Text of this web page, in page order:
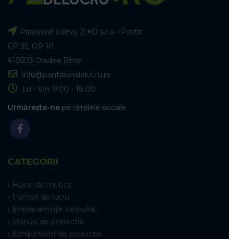
Pracovné odevy ZIKO s.r.o - Poșta
CP 35, OP 10
410503 Oradea Bihor
info@pantalonidelucru.ro
Lu - Vin: 9:00 - 18:00
Urmărește-ne pe rețelele sociale
CATEGORII
Haine de munca
Pantofi de lucru
Imbracaminte camuflaj
Manusi de protectie
Echipament de protectie